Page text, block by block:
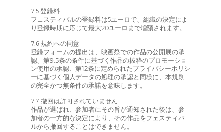
7.5 登録料
フェスティバルの登録料は5ユーロで、組織の決定によ
り登録時期に応じて最大20ユーロまで増額されます。
7.6 規約への同意
登録フォームの提出は、映画祭での作品の公開展の承
認、第9.5条の条件に基づく作品の抜粋のプロモーショ
ン使用の承認、第12条に定められたプライバシーポリシ
ーに基づく個人データの処理の承認と同様に、本規則
の完全かつ無条件の承諾を意味します。
7.7 撤回は許可されていません
作品が選ばれ、参加者にその旨が通知された後は、参
加者の一方的な決定により、その作品をフェスティバ
ルから撤回することはできません。